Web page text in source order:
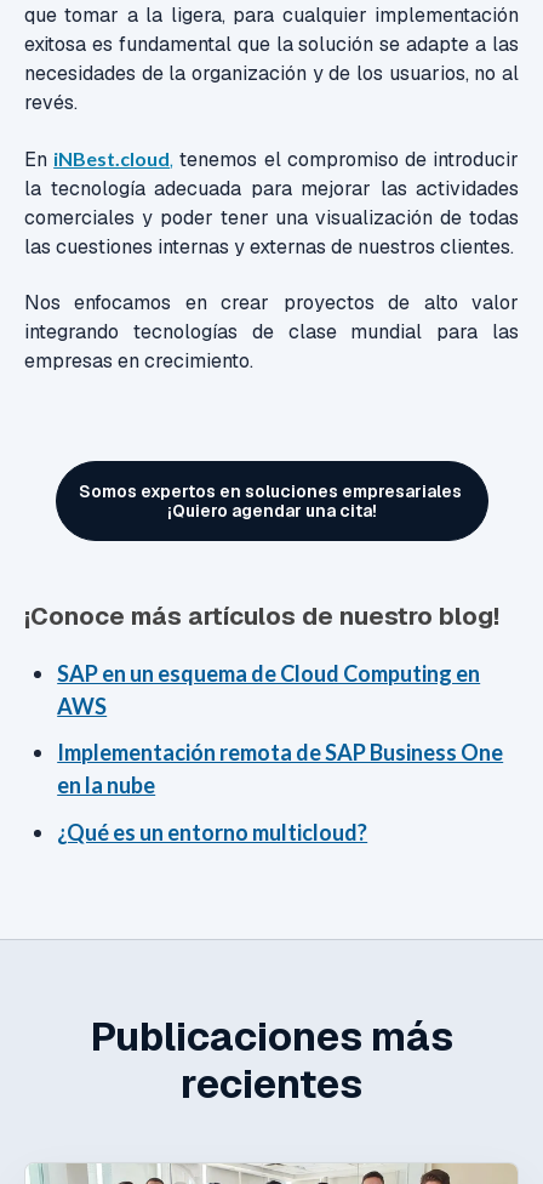
que tomar a la ligera, para cualquier implementación
exitosa es fundamental que la solución se adapte a las
necesidades de la organización y de los usuarios, no al
revés.
En iNBest.cloud,tenemos el compromiso de introducir
la tecnología adecuada para mejorar las actividades
comerciales y poder tener una visualización de todas
las cuestiones internas y externas de nuestros clientes.
Nos enfocamos en crear proyectos de alto valor
integrando tecnologías de clase mundial para las
empresas en crecimiento.
Somos expertos en soluciones empresariales
¡Quiero agendar una cita!
¡Conoce más artículos de nuestro blog!
SAP en un esquema de Cloud Computing en
AWS
Implementación remota de SAP Business One
en la nube
¿Qué es un entorno multicloud?
Publicaciones más
recientes